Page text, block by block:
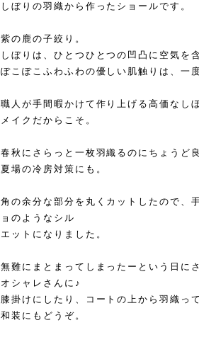
しぼりの羽織から作ったショールです。
紫の鹿の子絞り。
しぼりは、ひとつひとつの凹凸に空気を
ぽこぽこふわふわの優しい肌触りは、一
職人が手間暇かけて作り上げる高価なし
メイクだからこそ。
春秋にさらっと一枚羽織るのにちょうど
夏場の冷房対策にも。
角の余分な部分を丸くカットしたので、
ョのようなシル
エットになりました。
無難にまとまってしまったーという日に
オシャレさんに♪
膝掛けにしたり、コートの上から羽織っ
和装にもどうぞ。